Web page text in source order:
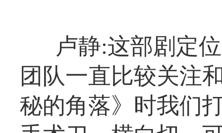
卢静:这部剧定
团队一直比较关注
秘的角落》时我们